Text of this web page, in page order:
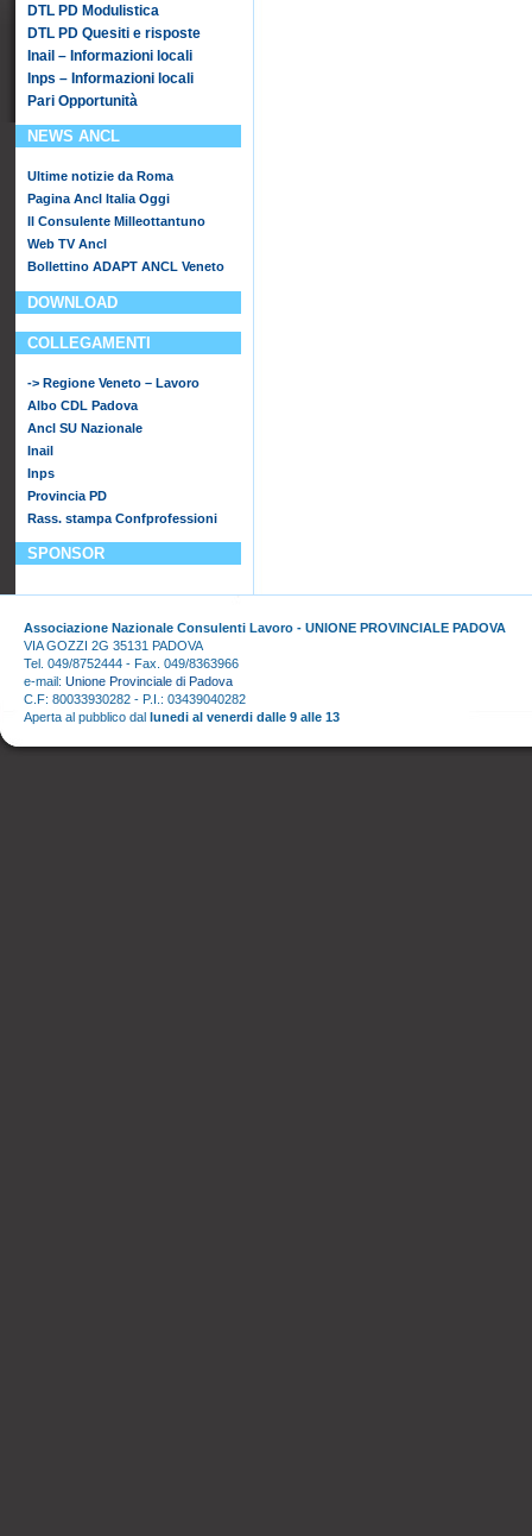
DTL PD Modulistica
DTL PD Quesiti e risposte
Inail – Informazioni locali
Inps – Informazioni locali
Pari Opportunità
NEWS ANCL
Ultime notizie da Roma
Pagina Ancl Italia Oggi
Il Consulente Milleottantuno
Web TV Ancl
Bollettino ADAPT ANCL Veneto
DOWNLOAD
COLLEGAMENTI
-> Regione Veneto – Lavoro
Albo CDL Padova
Ancl SU Nazionale
Inail
Inps
Provincia PD
Rass. stampa Confprofessioni
SPONSOR
Associazione Nazionale Consulenti Lavoro - UNIONE PROVINCIALE PADOVA
VIA GOZZI 2G 35131 PADOVA
Tel. 049/8752444 - Fax. 049/8363966
e-mail: Unione Provinciale di Padova
C.F: 80033930282 - P.I.: 03439040282
Aperta al pubblico dal lunedi al venerdi dalle 9 alle 13